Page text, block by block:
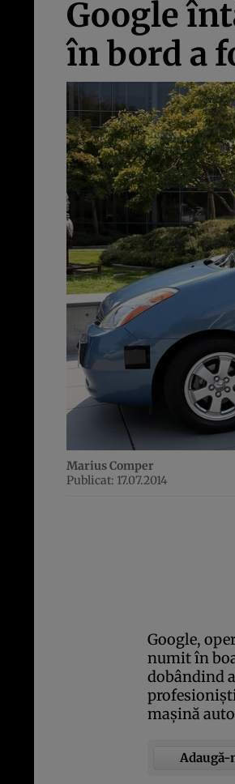
Google
în bord a
Marius Comper
Publicat: 17.07.2014
Google,
numit în
dobândind
maşină
Adaugă-